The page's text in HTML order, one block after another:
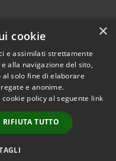
© 2026 • Comune di
Altamura • Powered by
Municipium•
Accesso
redazione
×
cookie
e assimilati strettamente
alla navigazione del sito,
al solo fine di elaborare
e anonime.
policy al seguente link
RIFIUTA TUTTO